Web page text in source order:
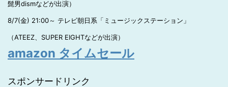
髭男dismなどが出演）
8/7(金) 21:00～ テレビ朝日系「ミュージックステーション」
（ATEEZ、SUPER EIGHTなどが出演）
amazon タイムセール
スポンサードリンク